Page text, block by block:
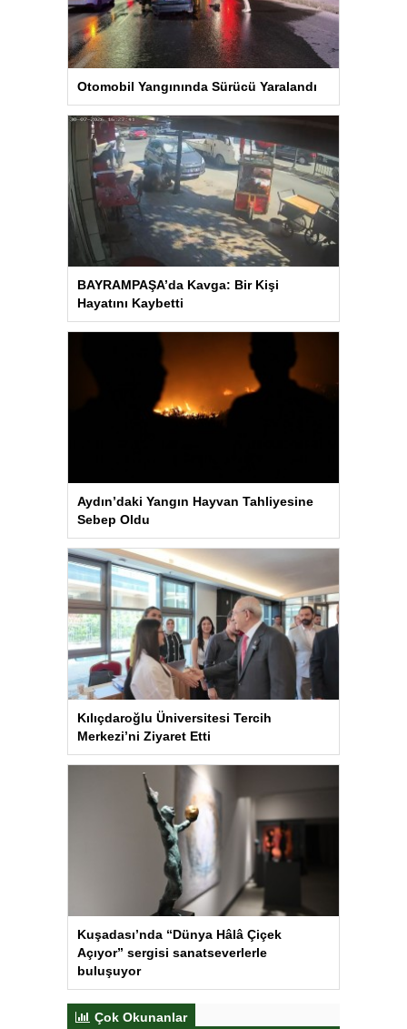
Otomobil Yangınında Sürücü Yaralandı
BAYRAMPAŞA’da Kavga: Bir Kişi
Hayatını Kaybetti
Aydın’daki Yangın Hayvan Tahliyesine
Sebep Oldu
Kılıçdaroğlu Üniversitesi Tercih
Merkezi’ni Ziyaret Etti
Kuşadası’nda “Dünya Hâlâ Çiçek
Açıyor” sergisi sanatseverlerle
buluşuyor
Çok Okunanlar